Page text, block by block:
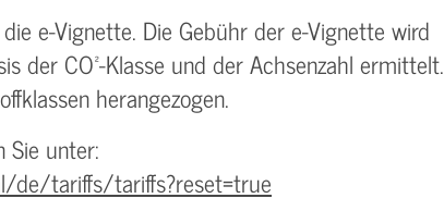
e-Vignette. Die Gebühr der e-Vignette wird
der CO²-Klasse und der Achsenzahl ermittelt.
herangezogen.
Sie unter:
de/tariffs/tariffs?reset=true